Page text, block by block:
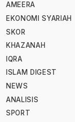
AMEERA
EKONOMI SYARIAH
SKOR
KHAZANAH
IQRA
ISLAM DIGEST
NEWS
ANALISIS
SPORT